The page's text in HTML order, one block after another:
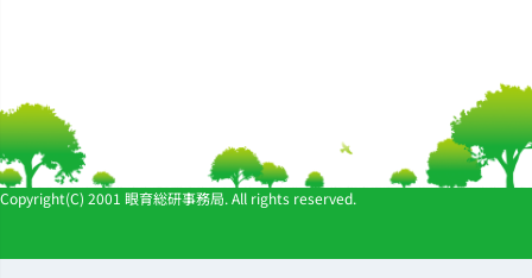
Copyright(C) 2001 眼育総研事務局. All rights reserved.